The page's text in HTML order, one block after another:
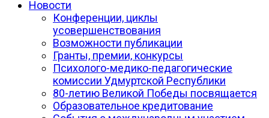
Новости
Конференции, циклы
усовершенствования
Возможности публикации
Гранты, премии, конкурсы
Психолого-медико-педагогические
комиссии Удмуртской Республики
80-летию Великой Победы посвящается
Образовательное кредитование